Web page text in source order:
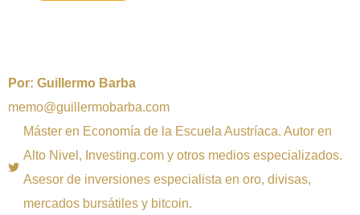
Por: Guillermo Barba
memo@guillermobarba.com
Máster en Economía de la Escuela Austríaca. Autor en
Alto Nivel, Investing.com y otros medios especializados.
Asesor de inversiones especialista en oro, divisas,
mercados bursátiles y bitcoin.